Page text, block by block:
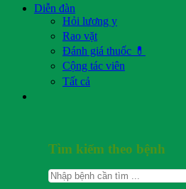
Diễn đàn
Hỏi lương y
Rao vặt
Đánh giá thuốc 💊
Cộng tác viên
Tất cả
Tìm kiếm theo bệnh